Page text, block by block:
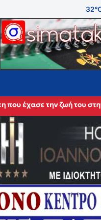
που έχασε την ζωή του